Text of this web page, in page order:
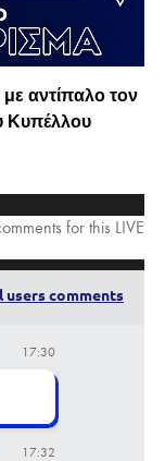
αντίπαλο τον
Κυπέλλου